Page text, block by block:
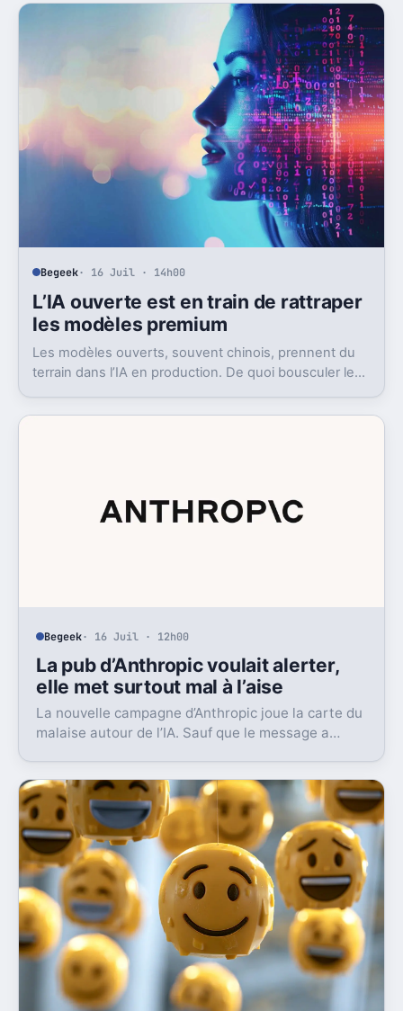
Begeek· 16 Juil · 14h00
L’IA ouverte est en train de rattraper
les modèles premium
Les modèles ouverts, souvent chinois, prennent du
terrain dans l’IA en production. De quoi bousculer le
Begeek· 16 Juil · 12h00
La pub d’Anthropic voulait alerter,
elle met surtout mal à l’aise
La nouvelle campagne d’Anthropic joue la carte du
malaise autour de l’IA. Sauf que le message a